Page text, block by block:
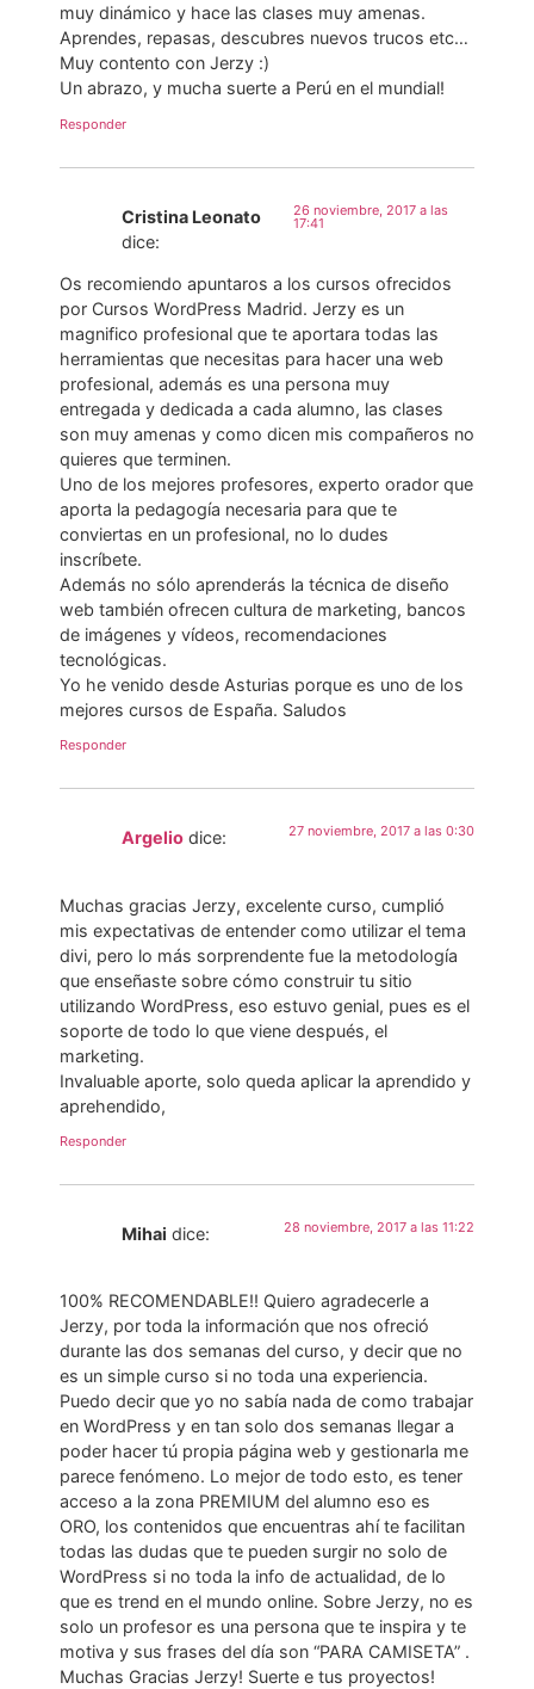
muy dinámico y hace las clases muy amenas.
Aprendes, repasas, descubres nuevos trucos etc…
Muy contento con Jerzy :)
Un abrazo, y mucha suerte a Perú en el mundial!
Responder
Cristina Leonato
dice:
26 noviembre, 2017 a las
17:41
Os recomiendo apuntaros a los cursos ofrecidos
por Cursos WordPress Madrid. Jerzy es un
magnifico profesional que te aportara todas las
herramientas que necesitas para hacer una web
profesional, además es una persona muy
entregada y dedicada a cada alumno, las clases
son muy amenas y como dicen mis compañeros no
quieres que terminen.
Uno de los mejores profesores, experto orador que
aporta la pedagogía necesaria para que te
conviertas en un profesional, no lo dudes
inscríbete.
Además no sólo aprenderás la técnica de diseño
web también ofrecen cultura de marketing, bancos
de imágenes y vídeos, recomendaciones
tecnológicas.
Yo he venido desde Asturias porque es uno de los
mejores cursos de España. Saludos
Responder
Argelio dice: 27 noviembre, 2017 a las 0:30
Muchas gracias Jerzy, excelente curso, cumplió
mis expectativas de entender como utilizar el tema
divi, pero lo más sorprendente fue la metodología
que enseñaste sobre cómo construir tu sitio
utilizando WordPress, eso estuvo genial, pues es el
soporte de todo lo que viene después, el
marketing.
Invaluable aporte, solo queda aplicar la aprendido y
aprehendido,
Responder
Mihai dice: 28 noviembre, 2017 a las 11:22
100% RECOMENDABLE!! Quiero agradecerle a
Jerzy, por toda la información que nos ofreció
durante las dos semanas del curso, y decir que no
es un simple curso si no toda una experiencia.
Puedo decir que yo no sabía nada de como trabajar
en WordPress y en tan solo dos semanas llegar a
poder hacer tú propia página web y gestionarla me
parece fenómeno. Lo mejor de todo esto, es tener
acceso a la zona PREMIUM del alumno eso es
ORO, los contenidos que encuentras ahí te facilitan
todas las dudas que te pueden surgir no solo de
WordPress si no toda la info de actualidad, de lo
que es trend en el mundo online. Sobre Jerzy, no es
solo un profesor es una persona que te inspira y te
motiva y sus frases del día son “PARA CAMISETA” .
Muchas Gracias Jerzy! Suerte e tus proyectos!